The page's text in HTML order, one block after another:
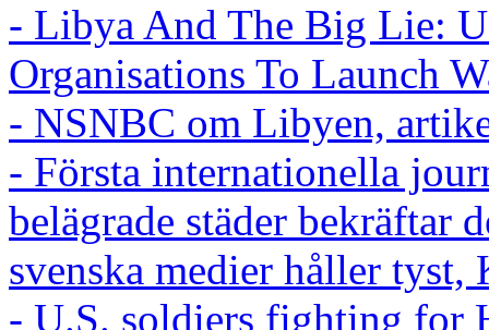
- Libya And The Big Lie:
Organisations To Launch
- NSNBC om Libyen,
- Första internationella
belägrade städer bekräftar
svenska medier håller tyst,
- U.S. soldiers fighting for